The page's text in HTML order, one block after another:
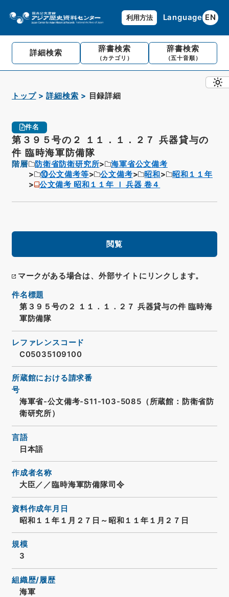
利用方法 Language EN
詳細検索 辞書検索
（カテゴリ）
辞書検索
（五十音順）
トップ 詳細検索 目録詳細
件名
第３９５号の２ １１．１．２７ 兵器貸与の
件 臨時海軍防備隊
階層 防衛省防衛研究所
海軍省公文備考
⑩公文備考等
公文備考 昭和
昭和１１年
公文備考 昭和１１年 Ｉ 兵器 卷４
閲覧
マークがある場合は、外部サイトにリンクします。
件名標題
第３９５号の２ １１．１．２７ 兵器貸与の件 臨時海
軍防備隊
レファレンスコード
C05035109100
所蔵館における請求番
号
海軍省-公文備考-S11-103-5085（所蔵館：防衛省防
衛研究所）
言語
日本語
作成者名称
大臣／／臨時海軍防備隊司令
資料作成年月日
昭和１１年１月２７日～昭和１１年１月２７日
規模
3
組織歴/履歴
海軍